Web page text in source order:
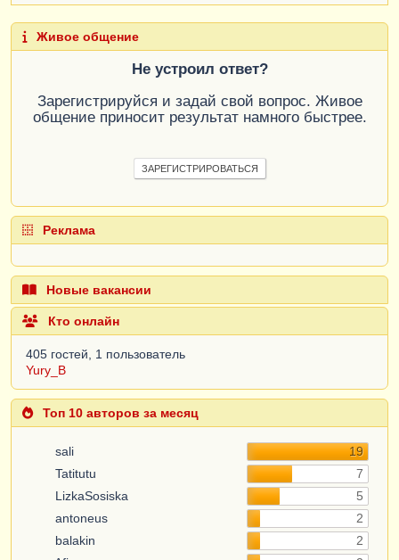
Живое общение
Не устроил ответ?
Зарегистрируйся и задай свой вопрос. Живое
общение приносит результат намного быстрее.
ЗАРЕГИСТРИРОВАТЬСЯ
Реклама
Новые вакансии
Кто онлайн
405 гостей, 1 пользователь
Yury_B
Топ 10 авторов за месяц
sali
19
Tatitutu
7
LizkaSosiska
5
antoneus
2
balakin
2